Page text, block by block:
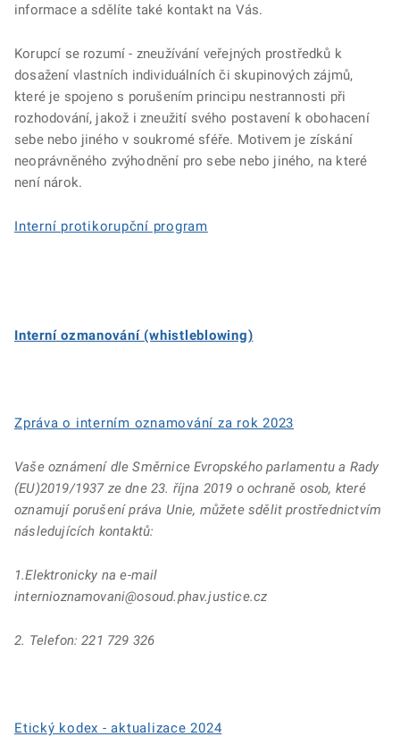
informace a sdělíte také kontakt na Vás.
Korupcí se rozumí - zneužívání veřejných prostředků k
dosažení vlastních individuálních či skupinových zájmů,
které je spojeno s porušením principu nestrannosti při
rozhodování, jakož i zneužití svého postavení k obohacení
sebe nebo jiného v soukromé sféře. Motivem je získání
neoprávněného zvýhodnění pro sebe nebo jiného, na které
není nárok.
Interní protikorupční program
Interní ozmanování (whistleblowing)
Zpráva o interním oznamování za rok 2023
Vaše oznámení dle Směrnice Evropského parlamentu a Rady
(EU)2019/1937 ze dne 23. října 2019 o ochraně osob, které
oznamují porušení práva Unie, můžete sdělit prostřednictvím
následujících kontaktů:
1.Elektronicky na e-mail
internioznamovani@osoud.phav.justice.cz
2. Telefon: 221 729 326
Etický kodex - aktualizace 2024